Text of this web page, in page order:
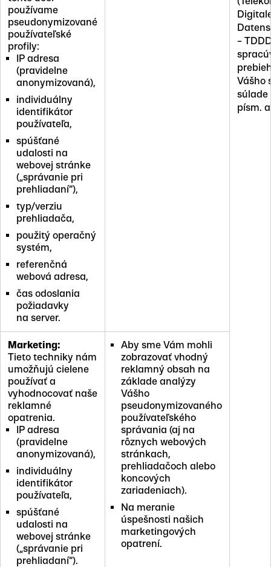
používame
pseudonymizované
používateľské
profily:
IP adresa
(pravidelne
anonymizovaná),
individuálny
identifikátor
používateľa,
spúšťané
udalosti na
webovej stránke
(„správanie pri
prehliadaní“),
typ/verziu
prehliadača,
použitý operačný
systém,
referenčná
webová adresa,
čas odoslania
požiadavky
na server.
–
Vášho
súlade
písm.
Marketing:
Tieto techniky nám
umožňujú cielene
používať a
vyhodnocovať naše
reklamné
opatrenia.
IP adresa
(pravidelne
anonymizovaná),
individuálny
identifikátor
používateľa,
spúšťané
udalosti na
webovej stránke
(„správanie pri
prehliadaní“).
Aby sme Vám mohli
zobrazovať vhodný
reklamný obsah na
základe analýzy
Vášho
pseudonymizovaného
používateľského
správania (aj na
rôznych webových
stránkach,
prehliadačoch alebo
koncových
zariadeniach).
Na meranie
úspešnosti našich
marketingových
opatrení.